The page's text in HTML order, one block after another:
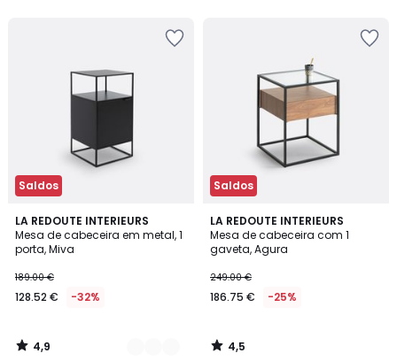
Saldos
LA REDOUTE INTERIEURS
Mesa de cabeceira em metal, 1
porta, Miva
189.00 €
128.52 € -32%
4,9
/ 5
2
Cores
4,9
/
Saldos
LA REDOUTE INTERIEURS
Mesa de cabeceira com 1
gaveta, Agura
249.00 €
186.75 € -25%
4,5
/ 5
4,5
/